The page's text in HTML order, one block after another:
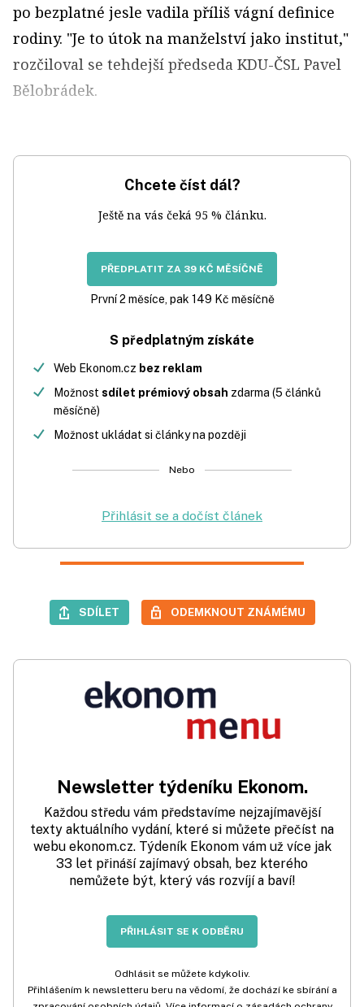
po bezplatné jesle vadila příliš vágní definice
rodiny. "Je to útok na manželství jako institut,"
rozčiloval se tehdejší předseda KDU-ČSL Pavel
Bělobrádek.
Chcete číst dál?
Ještě na vás čeká 95 % článku.
PŘEDPLATIT ZA 39 KČ MĚSÍČNĚ
První 2 měsíce, pak 149 Kč měsíčně
S předplatným získáte
Web Ekonom.cz bez reklam
Možnost sdílet prémiový obsah zdarma (5 článků
měsíčně)
Možnost ukládat si články na později
Nebo
Přihlásit se a dočíst článek
SDÍLET ODEMKNOUT ZNÁMÉMU
Newsletter týdeníku Ekonom.
Každou středu vám představíme nejzajímavější
texty aktuálního vydání, které si můžete přečíst na
webu ekonom.cz. Týdeník Ekonom vám už více jak
33 let přináší zajímavý obsah, bez kterého
nemůžete být, který vás rozvíjí a baví!
PŘIHLÁSIT SE K ODBĚRU
Odhlásit se můžete kdykoliv.
Přihlášením k newsletteru beru na vědomí, že dochází ke sbírání a